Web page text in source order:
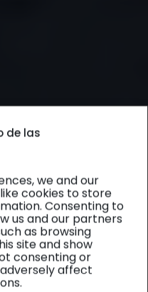
de las
we and our
cookies to store
Consenting to
us and our partners
as browsing
site and show
consenting or
affect